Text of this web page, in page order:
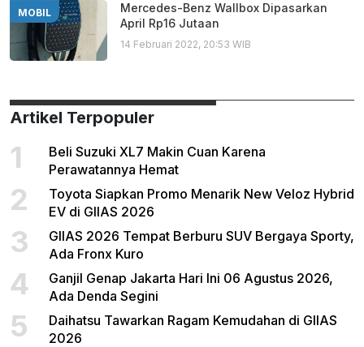
MOBIL
Mercedes-Benz Wallbox Dipasarkan
April Rp16 Jutaan
14 Februari 2022, 20:53 WIB
Artikel Terpopuler
1
Beli Suzuki XL7 Makin Cuan Karena
Perawatannya Hemat
2
Toyota Siapkan Promo Menarik New Veloz Hybrid
EV di GIIAS 2026
3
GIIAS 2026 Tempat Berburu SUV Bergaya Sporty,
Ada Fronx Kuro
4
Ganjil Genap Jakarta Hari Ini 06 Agustus 2026,
Ada Denda Segini
5
Daihatsu Tawarkan Ragam Kemudahan di GIIAS
2026